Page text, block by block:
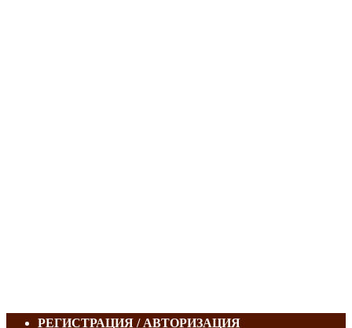
РЕГИСТРАЦИЯ / АВТОРИЗАЦИЯ